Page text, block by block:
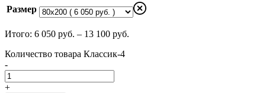
Размер
Итого: 6 050 руб. – 13 100 руб.
Количество товара Классик-4
-
+